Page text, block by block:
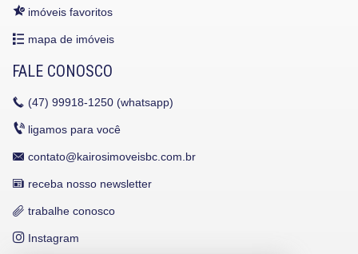
imóveis favoritos
mapa de imóveis
FALE CONOSCO
(47) 99918-1250 (whatsapp)
ligamos para você
contato@kairosimoveisbc.com.br
receba nosso newsletter
trabalhe conosco
Instagram